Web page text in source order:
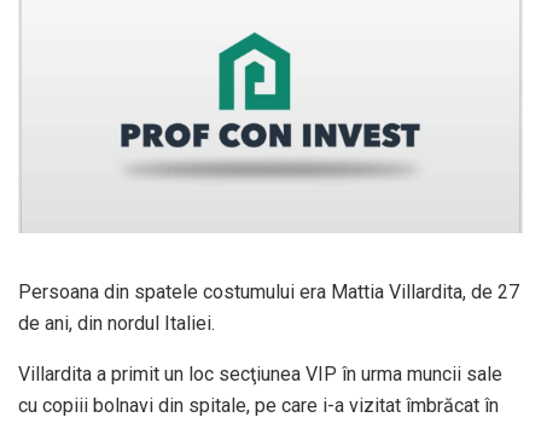
Persoana din spatele costumului era Mattia Villardita, de 27
de ani, din nordul Italiei.
Villardita a primit un loc secţiunea VIP în urma muncii sale
cu copiii bolnavi din spitale, pe care i-a vizitat îmbrăcat în